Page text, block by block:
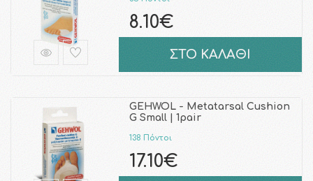
8.10€
ΣΤΟ ΚΑΛΑΘΙ
GEHWOL - Metatarsal Cushion
G Small | 1pair
138 Πόντοι
17.10€